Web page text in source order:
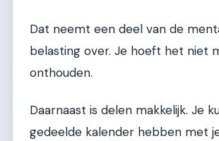
Dat neemt een deel van de
belasting over. Je hoeft het niet
onthouden.
Daarnaast is delen makkelijk. Je
gedeelde kalender hebben met